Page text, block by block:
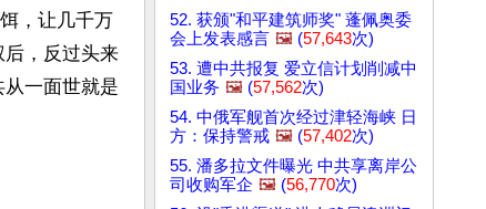
，让几千万
后，反过头来
一面世就是
52. 获颁"和平建筑师奖" 蓬佩奥委
会上发表感言 🖼️ (57,643次)
53. 遭中共报复 爱立信计划削减中
国业务 🖼️ (57,562次)
54. 中俄军舰首次经过津轻海峡 日
方：保持警戒 🖼️ (57,402次)
55. 潘多拉文件曝光 中共享离岸公
司收购军企 🖼️ (56,770次)